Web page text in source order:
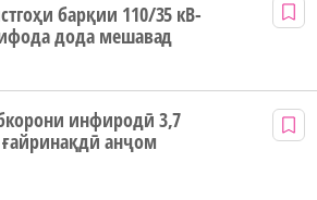
барқии 110/35 кВ-
дода мешавад
инфиродӣ 3,7
анҷом